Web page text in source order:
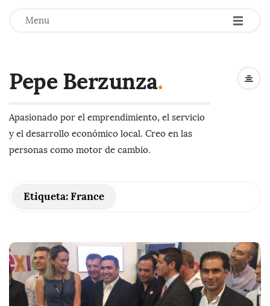
Menu -
-
-
Pepe Berzunza.
Apasionado por el emprendimiento, el servicio
y el desarrollo económico local. Creo en las
personas como motor de cambio.
Etiqueta:France